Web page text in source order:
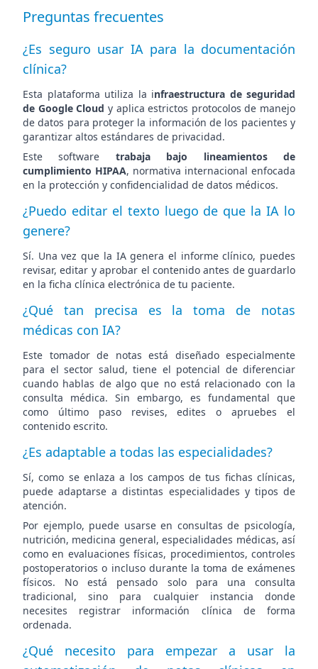
Preguntas frecuentes
¿Es seguro usar IA para la documentación
clínica?
Esta plataforma utiliza la infraestructura de seguridad
de Google Cloud y aplica estrictos protocolos de manejo
de datos para proteger la información de los pacientes y
garantizar altos estándares de privacidad.
Este software trabaja bajo lineamientos de
cumplimiento HIPAA, normativa internacional enfocada
en la protección y confidencialidad de datos médicos.
¿Puedo editar el texto luego de que la IA lo
genere?
Sí. Una vez que la IA genera el informe clínico, puedes
revisar, editar y aprobar el contenido antes de guardarlo
en la ficha clínica electrónica de tu paciente.
¿Qué tan precisa es la toma de notas
médicas con IA?
Este tomador de notas está diseñado especialmente
para el sector salud, tiene el potencial de diferenciar
cuando hablas de algo que no está relacionado con la
consulta médica. Sin embargo, es fundamental que
como último paso revises, edites o apruebes el
contenido escrito.
¿Es adaptable a todas las especialidades?
Sí, como se enlaza a los campos de tus fichas clínicas,
puede adaptarse a distintas especialidades y tipos de
atención.
Por ejemplo, puede usarse en consultas de psicología,
nutrición, medicina general, especialidades médicas, así
como en evaluaciones físicas, procedimientos, controles
postoperatorios o incluso durante la toma de exámenes
físicos. No está pensado solo para una consulta
tradicional, sino para cualquier instancia donde
necesites registrar información clínica de forma
ordenada.
¿Qué necesito para empezar a usar la